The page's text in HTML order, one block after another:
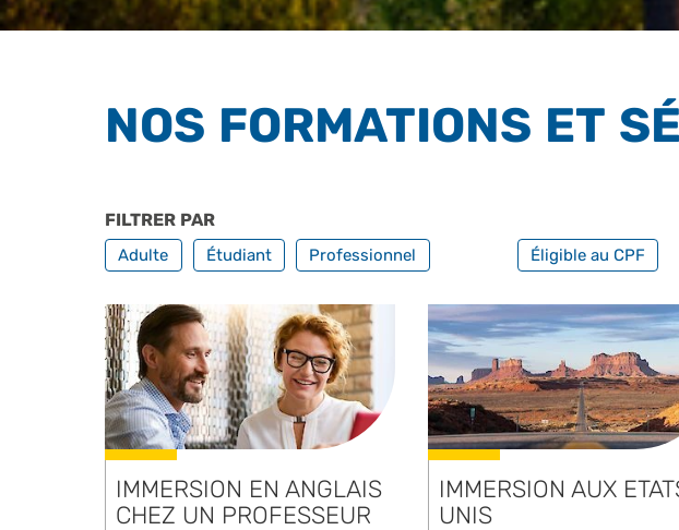
NOS FORMATIONS ET
FILTRER PAR
Adulte Étudiant Professionnel Éligible au CPF
IMMERSION EN ANGLAIS
CHEZ UN PROFESSEUR
IMMERSION AUX
UNIS